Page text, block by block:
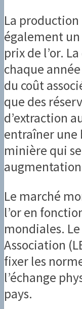
La
également
prix de l’or.
chaque
du coût
que des
d’extraction
entraîner une
minière qui
augmentation
Le marché
l’or en
mondiales.
Association
fixer les
l’échange
pays.